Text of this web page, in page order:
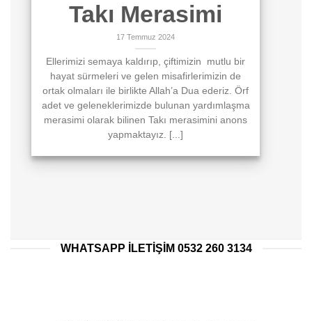
Takı Merasimi
17 Temmuz 2024
Ellerimizi semaya kaldırıp, çiftimizin mutlu bir
hayat sürmeleri ve gelen misafirlerimizin de
ortak olmaları ile birlikte Allah’a Dua ederiz. Örf
adet ve geleneklerimizde bulunan yardımlaşma
merasimi olarak bilinen Takı merasimini anons
yapmaktayız. [...]
WHATSAPP ILETIŞIM 0532 260 3134